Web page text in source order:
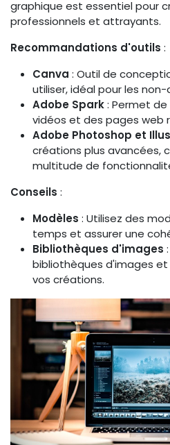
graphique est essentiel pour
professionnels et attrayants.
Recommandations d'outils :
Canva : Outil de
utiliser, idéal pour les non-
Adobe Spark: Permet de
vidéos et des pages web
Adobe Photoshop et
créations plus avancées,
multitude de
Conseils :
Modèles : Utilisez des
temps et assurer une
Bibliothèques d'images
bibliothèques d'images et
vos créations.